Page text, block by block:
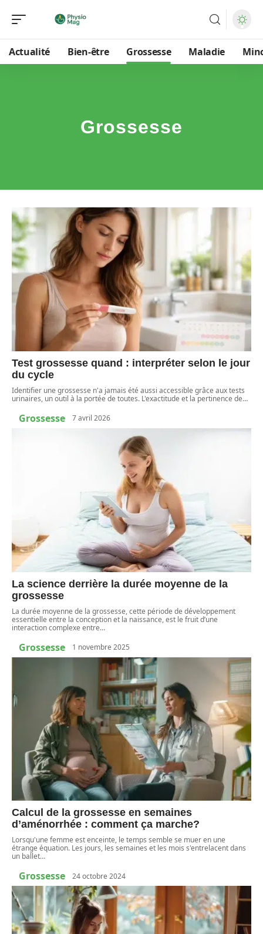
Actualité Bien-être Grossesse Maladie
Grossesse
Test grossesse quand : interpréter selon le jour
du cycle
Identifier une grossesse n'a jamais été aussi accessible grâce aux tests
urinaires, un outil à la portée de toutes. L'exactitude et la pertinence de…
Grossesse 7 avril 2026
La science derrière la durée moyenne de la
grossesse
La durée moyenne de la grossesse, cette période de développement
essentielle entre la conception et la naissance, est le fruit d’une
interaction complexe entre…
Grossesse 1 novembre 2025
Calcul de la grossesse en semaines
d’aménorrhée : comment ça marche?
Lorsqu'une femme est enceinte, le temps semble se muer en une
étrange équation. Les jours, les semaines et les mois s'entrelacent dans
un ballet…
Grossesse 24 octobre 2024